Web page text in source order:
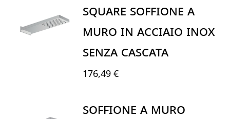
SQUARE SOFFIONE A
MURO IN ACCIAIO INOX
SENZA CASCATA
176,49 €
SOFFIONE A MURO